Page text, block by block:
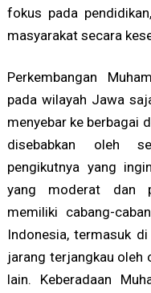
fokus pada
masyarakat secara
Perkembangan
pada wilayah Jawa
menyebar ke berbagai
disebabkan oleh
pengikutnya yang
yang moderat dan
memiliki cabang-
Indonesia, termasuk
jarang terjangkau oleh
lain. Keberadaan